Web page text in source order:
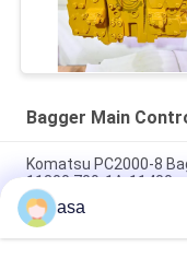
Bagger Main
Komatsu PC2000-8
11300 709-1A-11400
PC160LC-7 PC160-7
16100 Bagger
asa